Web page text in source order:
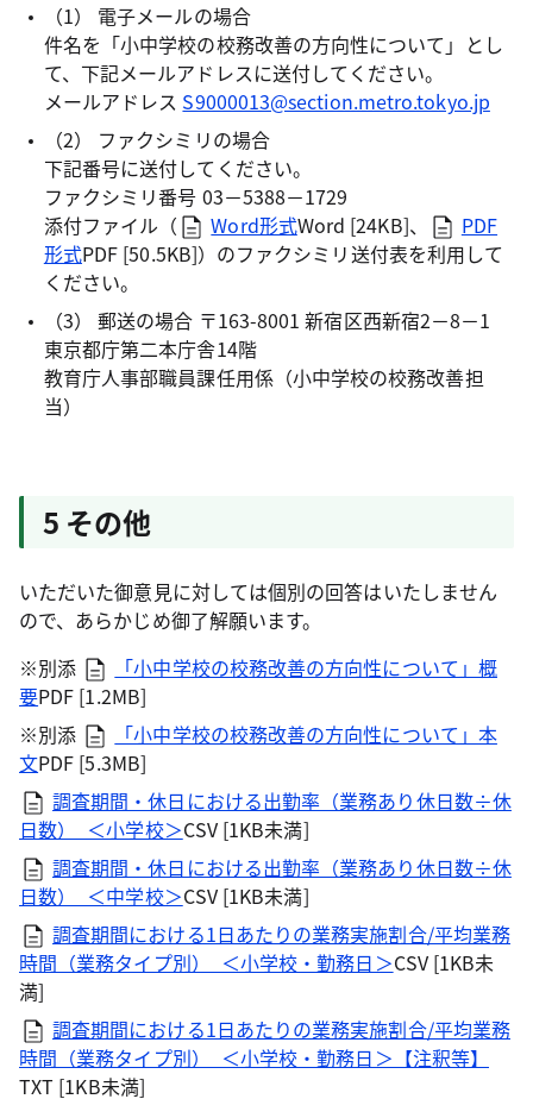
（1） 電子メールの場合
件名を「小中学校の校務改善の方向性について」とし
て、下記メールアドレスに送付してください。
メールアドレス S9000013@section.metro.tokyo.jp
（2） ファクシミリの場合
下記番号に送付してください。
ファクシミリ番号 03－5388－1729
添付ファイル（
Word形式Word [24KB]、
PDF
形式PDF [50.5KB]）のファクシミリ送付表を利用して
ください。
（3） 郵送の場合 〒163-8001 新宿区西新宿2－8－1
東京都庁第二本庁舎14階
教育庁人事部職員課任用係（小中学校の校務改善担
当）
5 その他
いただいた御意見に対しては個別の回答はいたしません
ので、あらかじめ御了解願います。
※別添
「小中学校の校務改善の方向性について」概
要PDF [1.2MB]
※別添
「小中学校の校務改善の方向性について」本
文PDF [5.3MB]
調査期間・休日における出勤率（業務あり休日数÷休
日数）_＜小学校＞CSV [1KB未満]
調査期間・休日における出勤率（業務あり休日数÷休
日数）_＜中学校＞CSV [1KB未満]
調査期間における1日あたりの業務実施割合/平均業務
時間（業務タイプ別）_＜小学校・勤務日＞CSV [1KB未
満]
調査期間における1日あたりの業務実施割合/平均業務
時間（業務タイプ別）_＜小学校・勤務日＞【注釈等】
TXT [1KB未満]